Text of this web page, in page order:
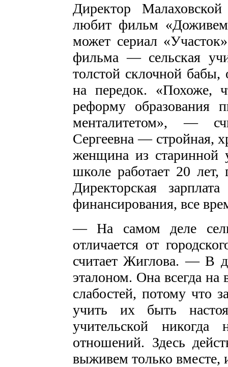
Директор
любит фильм «Доживем
может сериал
фильма — сельская
толстой склочной бабы,
на передок. «Похоже,
реформу
менталитетом», —
Сергеевна — стройная,
женщина из старинной
школе работает 20 лет,
Директорская
финансирования, все
— На самом деле
отличается от
считает Жиглова. — В
эталоном. Она всегда на
слабостей, потому что
учить их быть
учительской
отношений. Здесь
выживем только